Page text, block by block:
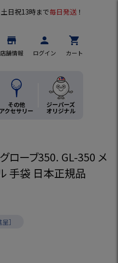
日祝13時まで毎日発送 ！
store
店舗情報
person
ログイン
shopping_cart
カート
その他
アクセサリー
ジーパーズ
オリジナル
ローブ350. GL-350 メ
手袋 日本正規品
］